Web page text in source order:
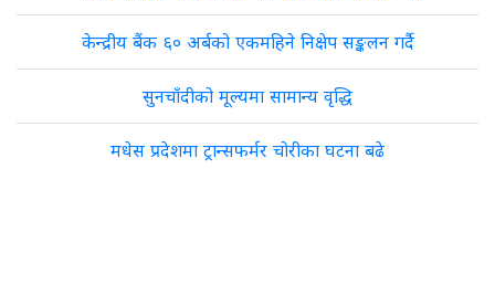
केन्द्रीय बैंक ६० अर्बको एकमहिने निक्षेप सङ्कलन गर्दै
सुनचाँदीको मूल्यमा सामान्य वृद्धि
मधेस प्रदेशमा ट्रान्सफर्मर चोरीका घटना बढे